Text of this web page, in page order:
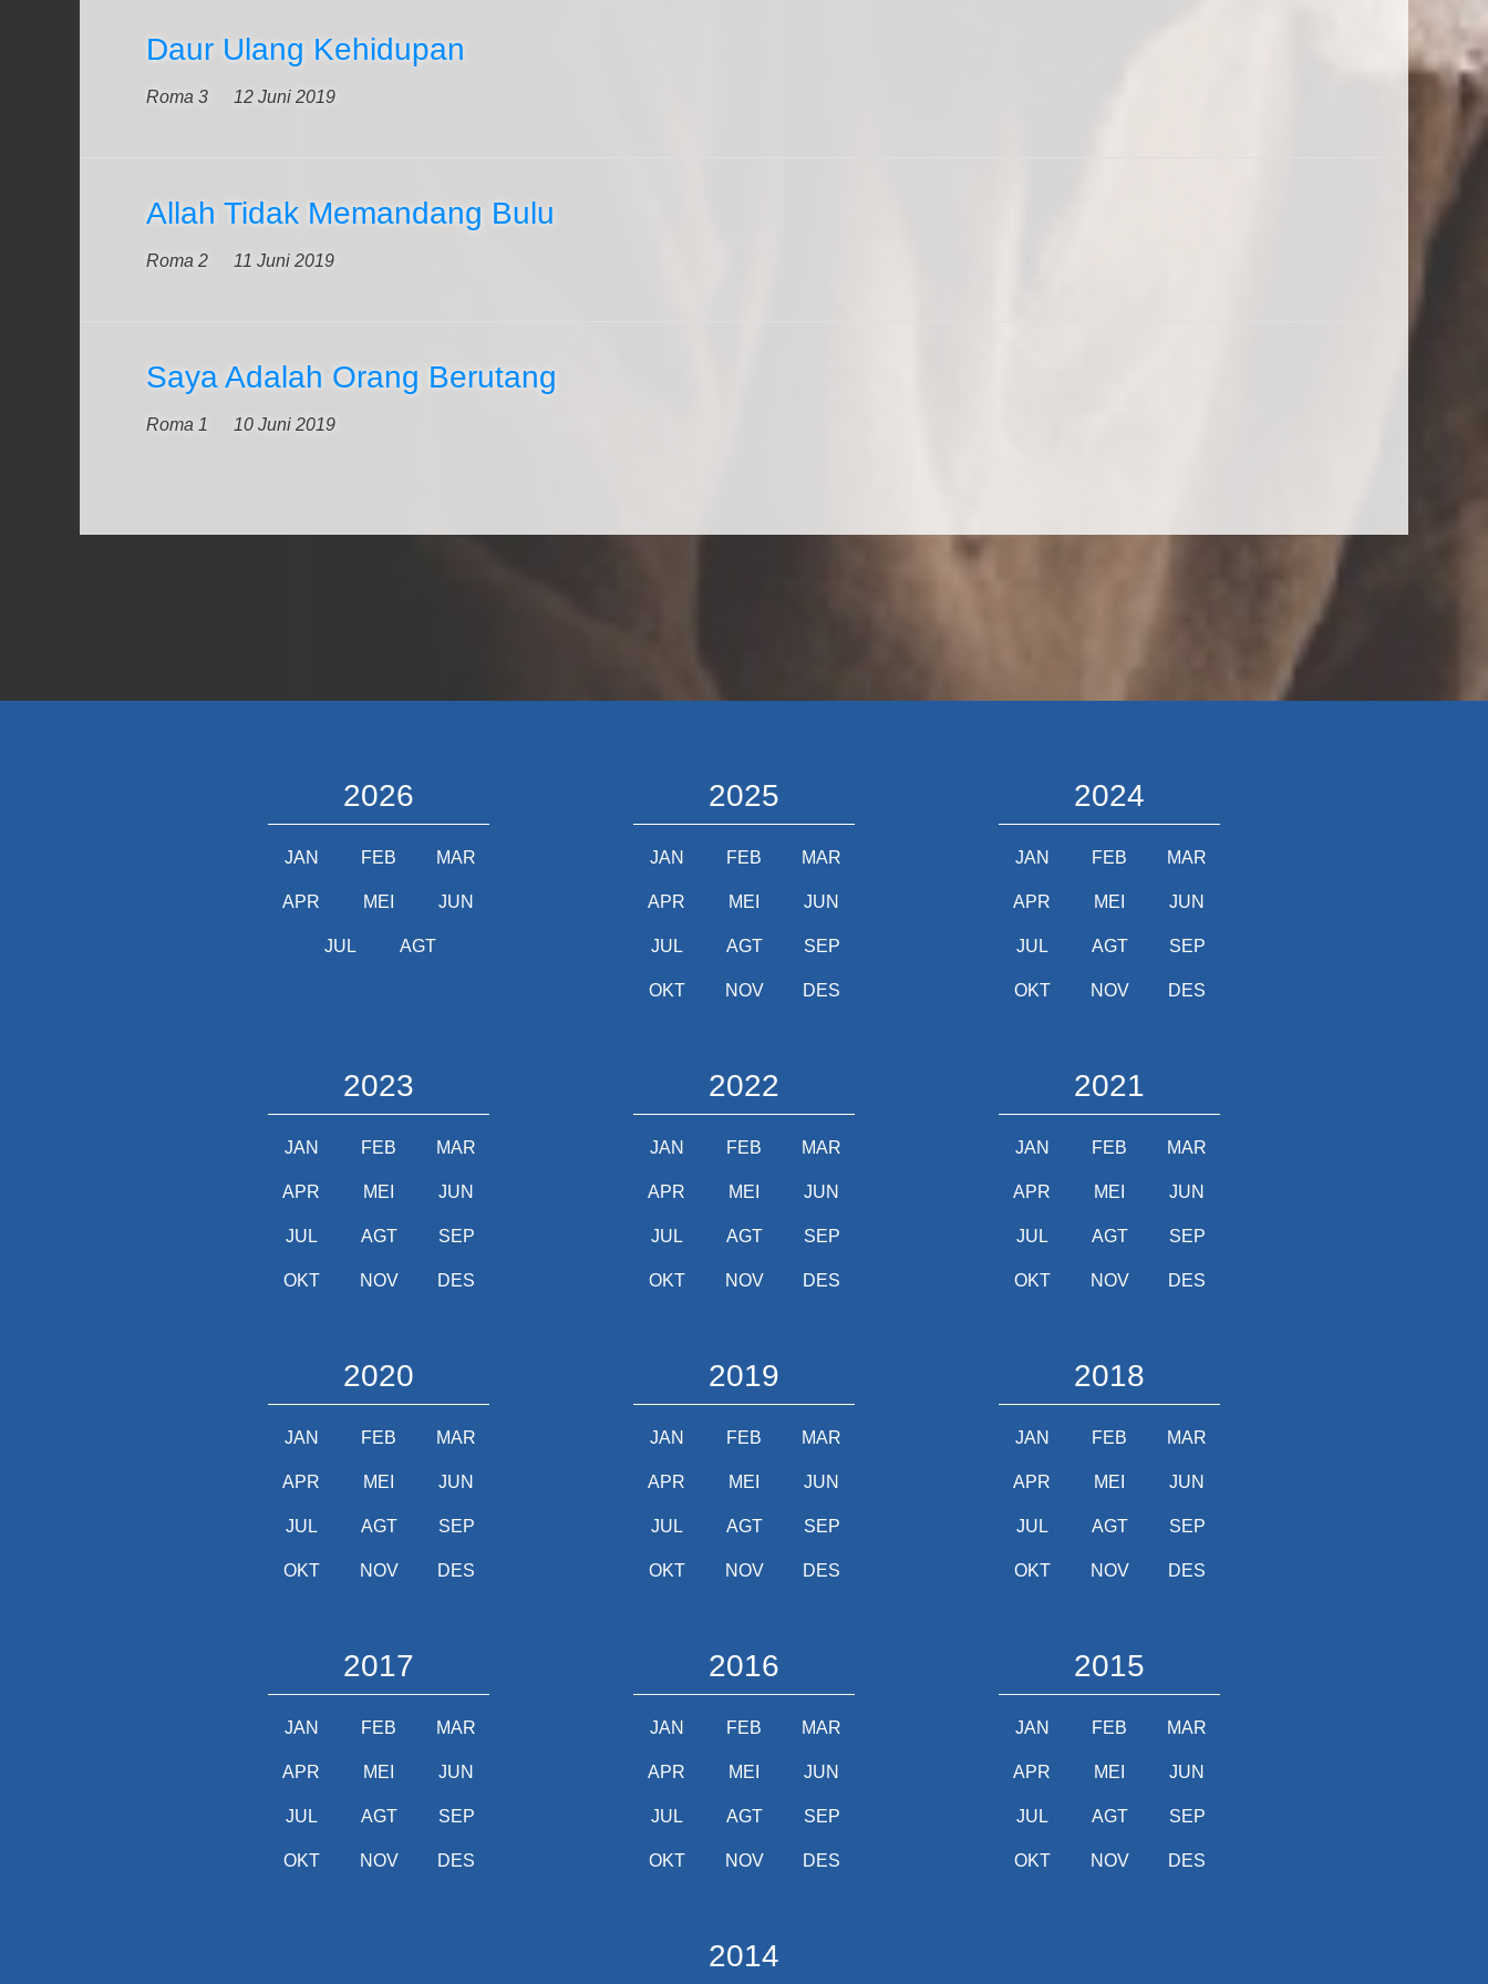
Daur Ulang Kehidupan
Roma 3 12 Juni 2019
Allah Tidak Memandang Bulu
Roma 2 11 Juni 2019
Saya Adalah Orang Berutang
Roma 1 10 Juni 2019
2026
JAN FEB MAR
APR MEI JUN
JUL AGT
2025
JAN FEB MAR
APR MEI JUN
JUL AGT SEP
OKT NOV DES
2024
JAN FEB MAR
APR MEI JUN
JUL AGT SEP
OKT NOV DES
2023
JAN FEB MAR
APR MEI JUN
JUL AGT SEP
OKT NOV DES
2022
JAN FEB MAR
APR MEI JUN
JUL AGT SEP
OKT NOV DES
2021
JAN FEB MAR
APR MEI JUN
JUL AGT SEP
OKT NOV DES
2020
JAN FEB MAR
APR MEI JUN
JUL AGT SEP
OKT NOV DES
2019
JAN FEB MAR
APR MEI JUN
JUL AGT SEP
OKT NOV DES
2018
JAN FEB MAR
APR MEI JUN
JUL AGT SEP
OKT NOV DES
2017
JAN FEB MAR
APR MEI JUN
JUL AGT SEP
OKT NOV DES
2016
JAN FEB MAR
APR MEI JUN
JUL AGT SEP
OKT NOV DES
2015
JAN FEB MAR
APR MEI JUN
JUL AGT SEP
OKT NOV DES
2014